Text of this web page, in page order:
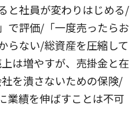
と社員が変わりはじめる/
で評価/「一度売ったらお
らない/総資産を圧縮して
は増やすが、売掛金と在
を潰さないための保険/
業績を伸ばすことは不可